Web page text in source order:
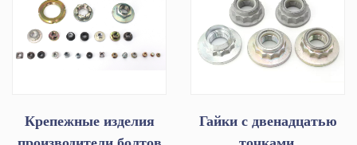
Крепежные изделия
Гайки с двенадцатью